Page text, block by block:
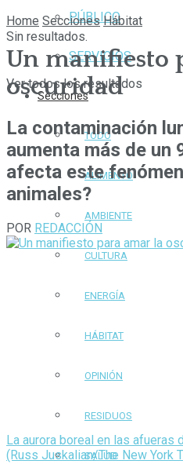
PÚBLICO
SERVICIOS
Secciones
TODO
ALIMENTO
AMBIENTE
CULTURA
ENERGÍA
HÁBITAT
OPINIÓN
RESIDUOS
SALUD
Sin resultados.
Ver todos los resultados
Home Secciones Hábitat
Un manifiesto
oscuridad
La contaminación
aumenta más de un
afecta este
animales?
POR REDACCIÓN
La aurora boreal en las afueras
(Russ Juskalian/The New York